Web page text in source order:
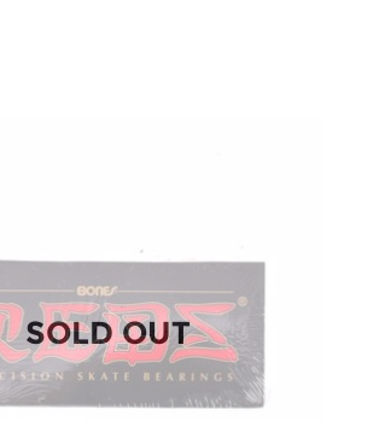
SOLD OUT